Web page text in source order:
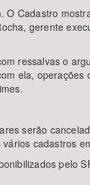
Cadastro
gerente
ressalvas o
ela,
serão
cadastros
pelo